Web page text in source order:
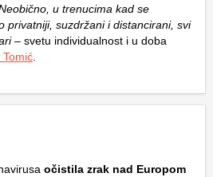
u trenucima kad se
privatniji, suzdržani i distancirani, svi
– svetu individualnost i u doba
Tomić
očistila zrak nad Europom